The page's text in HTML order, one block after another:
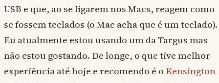
USB e que, ao se ligarem nos Macs, reagem como
se fossem teclados (o Mac acha que é um teclado).
Eu atualmente estou usando um da Targus mas
não estou gostando. De longe, o que tive melhor
experiência até hoje e recomendo é o Kensington